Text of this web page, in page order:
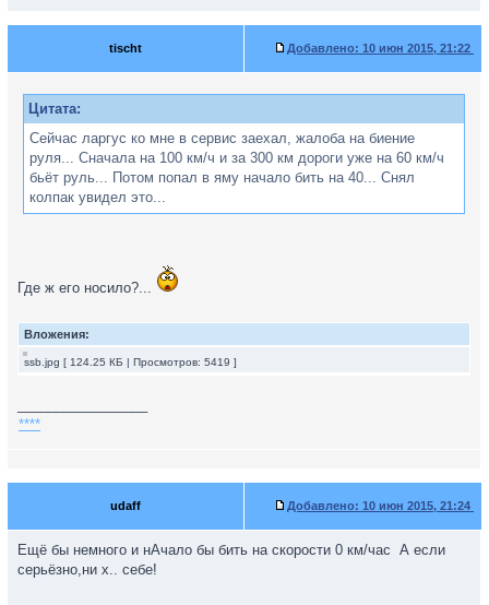
tischt Добавлено: 10 июн 2015, 21:22
Цитата:
Сейчас ларгус ко мне в сервис заехал, жалоба на биение
руля... Сначала на 100 км/ч и за 300 км дороги уже на 60 км/ч
бьёт руль... Потом попал в яму начало бить на 40... Снял
колпак увидел это...
Где ж его носило?...
Вложения:
ssb.jpg [ 124.25 КБ | Просмотров: 5419 ]
****
udaff Добавлено: 10 июн 2015, 21:24
Ещё бы немного и нАчало бы бить на скорости 0 км/час А если
серьёзно,ни х.. себе!